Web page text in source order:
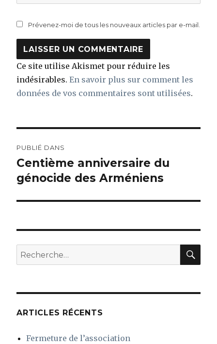
Prévenez-moi de tous les nouveaux articles par e-mail.
Ce site utilise Akismet pour réduire les
indésirables.En savoir plus sur comment les
données de vos commentaires sont utilisées.
de
l’article
PUBLIÉ DANS
Centième anniversaire du
génocide des Arméniens
Recherche
pour
ARTICLES RÉCENTS
Fermeture de l’association